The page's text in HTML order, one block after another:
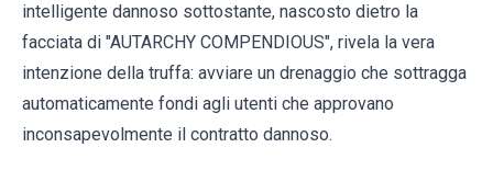
intelligente dannoso sottostante, nascosto dietro la
facciata di "AUTARCHY COMPENDIOUS", rivela la vera
intenzione della truffa: avviare un drenaggio che sottragga
automaticamente fondi agli utenti che approvano
inconsapevolmente il contratto dannoso.